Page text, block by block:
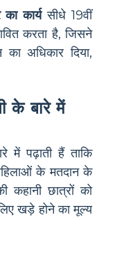
कार्यसीधे 19वीं
करता है, जिसने
अधिकार दिया,
के बारे में
में पढ़ाती हैं ताकि
के मतदान के
छात्रों को
खड़े होने का मूल्य